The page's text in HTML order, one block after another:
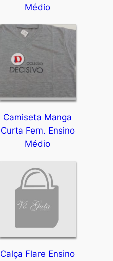
Médio
Camiseta Manga
Curta Fem. Ensino
Médio
Calça Flare Ensino